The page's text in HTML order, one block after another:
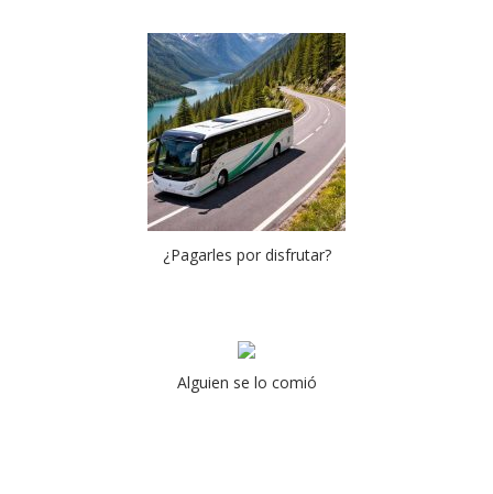
¿Pagarles por disfrutar?
Alguien se lo comió